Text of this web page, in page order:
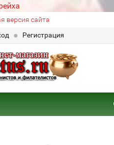
версия сайта
Регистрация